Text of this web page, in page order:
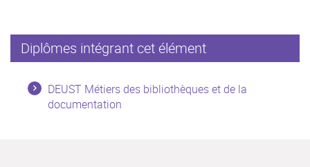
Diplômes intégrant cet élément
DEUST Métiers des bibliothèques et de la
documentation